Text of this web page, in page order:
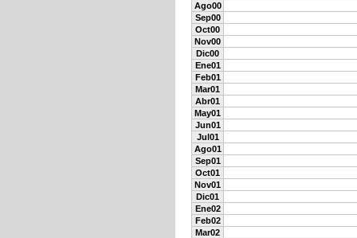
Ago00
Sep00
Oct00
Nov00
Dic00
Ene01
Feb01
Mar01
Abr01
May01
Jun01
Jul01
Ago01
Sep01
Oct01
Nov01
Dic01
Ene02
Feb02
Mar02